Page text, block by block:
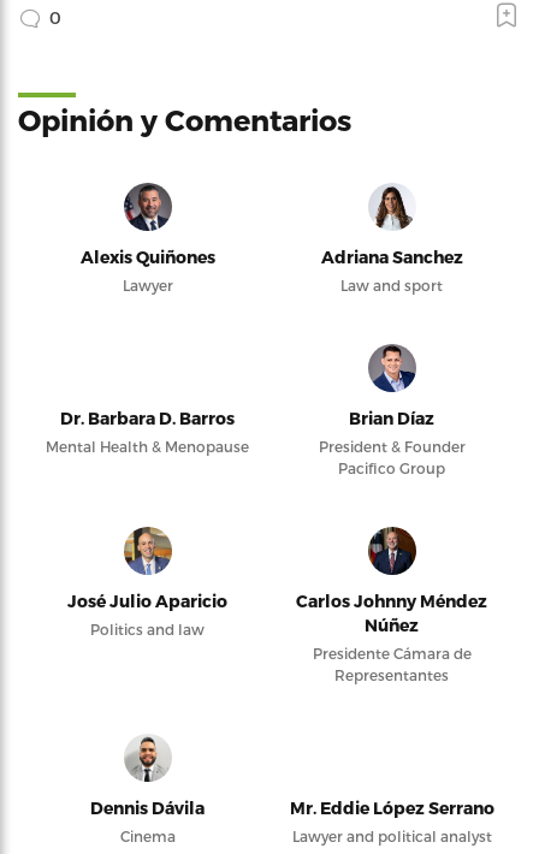
0
Opinión y Comentarios
Alexis Quiñones
Lawyer
Adriana Sanchez
Law and sport
Dr. Barbara D. Barros
Mental Health & Menopause
Brian Díaz
President & Founder
Pacifico Group
José Julio Aparicio
Politics and law
Carlos Johnny Méndez
Núñez
Presidente Cámara de
Representantes
Dennis Dávila
Cinema
Mr. Eddie López Serrano
Lawyer and political analyst